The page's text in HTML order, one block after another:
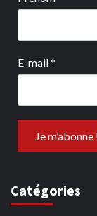
E-mail*
Catégories